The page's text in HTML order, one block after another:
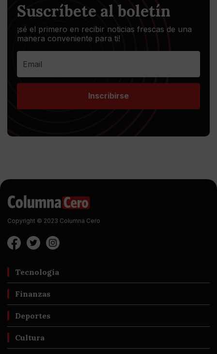
Suscríbete al boletín
¡sé el primero en recibir noticias frescas de una
manera conveniente para ti!
Inscribirse
Copyright © 2023 Columna Cero
Tecnología
Finanzas
Deportes
Cultura